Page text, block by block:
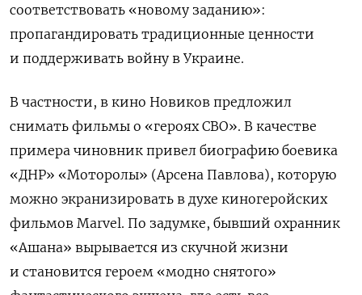
соответствовать «новому заданию»:
пропагандировать традиционные ценности
и поддерживать войну в Украине.
В частности, в кино Новиков предложил
снимать фильмы о «героях СВО». В качестве
примера чиновник привел биографию боевика
«ДНР» «Моторолы» (Арсена Павлова), которую
можно экранизировать в духе киногеройских
фильмов Marvel. По задумке, бывший охранник
«Ашана» вырывается из скучной жизни
и становится героем «модно снятого»